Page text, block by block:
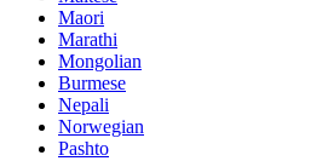
Maori
Marathi
Mongolian
Burmese
Nepali
Norwegian
Pashto